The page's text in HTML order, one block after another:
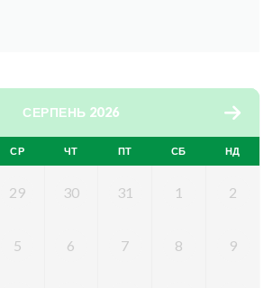
СЕРПЕНЬ 2026
СР ЧТ ПТ СБ НД
29 30 31 1 2
5 6 7 8 9